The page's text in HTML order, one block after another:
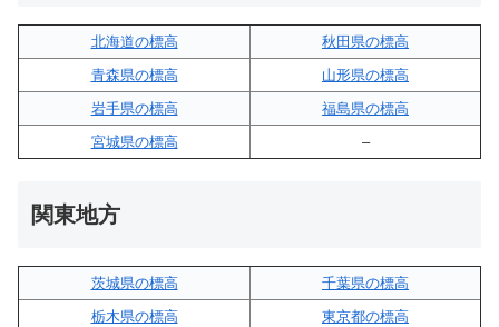
北海道の標高
秋田県の標高
青森県の標高
山形県の標高
岩手県の標高
福島県の標高
宮城県の標高
–
関東地方
茨城県の標高
千葉県の標高
栃木県の標高
東京都の標高